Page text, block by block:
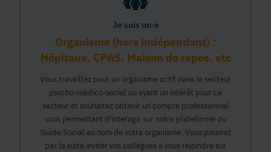
Je suis un·e
Organisme (hors indépendant) :
Hôpitaux, CPAS, Maison de repos, etc
Vous travaillez pour un organisme actif dans le secteur
psycho-médico-social ou ayant un intérêt pour ce
secteur et souhaitez obtenir un compte professionnel
vous permettant d'interagir sur notre plateforme du
Guide Social au nom de votre organisme. Vous pourrez
par la suite inviter vos collègues à vous rejoindre sur